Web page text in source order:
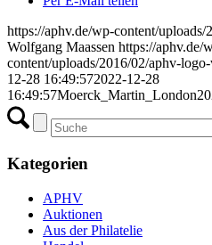
https://aphv.de/wp-content/
Wolfgang Maassen https://aphv.de/
content/uploads/2016/02/aphv-
12-28 16:49:572022-12-28
16:49:57
Kategorien
APHV
Auktionen
Aus der Philatelie